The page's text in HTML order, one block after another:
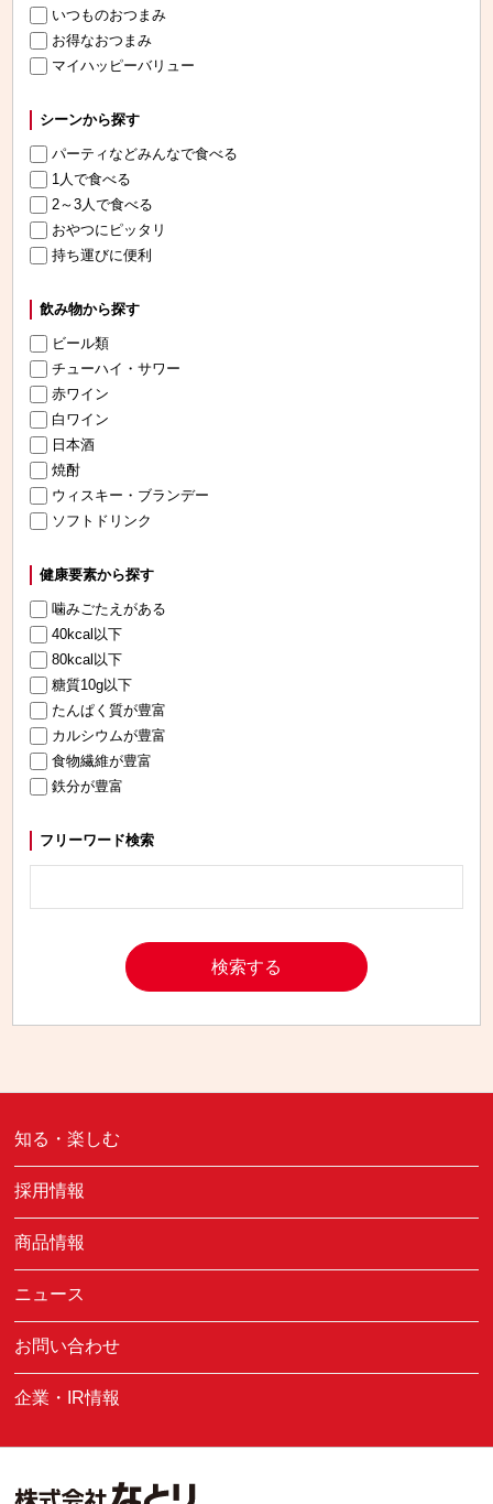
いつものおつまみ
お得なおつまみ
マイハッピーバリュー
シーンから探す
パーティなどみんなで食べる
1人で食べる
2～3人で食べる
おやつにピッタリ
持ち運びに便利
飲み物から探す
ビール類
チューハイ・サワー
赤ワイン
白ワイン
日本酒
焼酎
ウィスキー・ブランデー
ソフトドリンク
健康要素から探す
噛みごたえがある
40kcal以下
80kcal以下
糖質10g以下
たんぱく質が豊富
カルシウムが豊富
食物繊維が豊富
鉄分が豊富
フリーワード検索
知る・楽しむ
採用情報
商品情報
ニュース
お問い合わせ
企業・IR情報